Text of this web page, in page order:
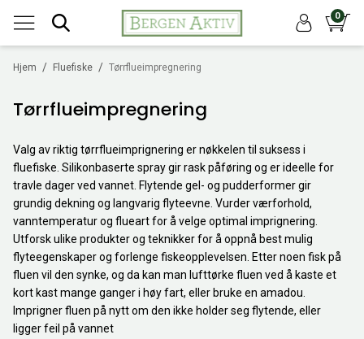
0
/
Hjem /
Fluefiske Tørrflueimpregnering
Tørrflueimpregnering
Valg av riktig tørrflueimprignering er nøkkelen til suksess i
fluefiske. Silikonbaserte spray gir rask påføring og er ideelle for
travle dager ved vannet. Flytende gel- og pudderformer gir
grundig dekning og langvarig flyteevne. Vurder værforhold,
vanntemperatur og flueart for å velge optimal imprignering.
Utforsk ulike produkter og teknikker for å oppnå best mulig
flyteegenskaper og forlenge fiskeopplevelsen. Etter noen fisk på
fluen vil den synke, og da kan man lufttørke fluen ved å kaste et
kort kast mange ganger i høy fart, eller bruke en amadou.
Imprigner fluen på nytt om den ikke holder seg flytende, eller
ligger feil på vannet